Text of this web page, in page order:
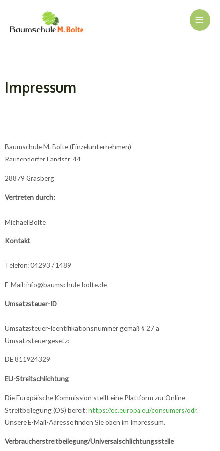
Impressum
Baumschule M. Bolte (Einzelunternehmen)
Rautendorfer Landstr. 44
28879 Grasberg
Vertreten durch:
Michael Bolte
Kontakt
Telefon: 04293 / 1489
E-Mail: info@baumschule-bolte.de
Umsatzsteuer-ID
Umsatzsteuer-Identifikationsnummer gemäß § 27 a
Umsatzsteuergesetz:
DE 811924329
EU-Streitschlichtung
Die Europäische Kommission stellt eine Plattform zur Online-
Streitbeilegung (OS) bereit:https://ec.europa.eu/consumers/odr.
Unsere E-Mail-Adresse finden Sie oben im Impressum.
Verbraucher­streit­beilegung/Universal­schlichtungs­stelle